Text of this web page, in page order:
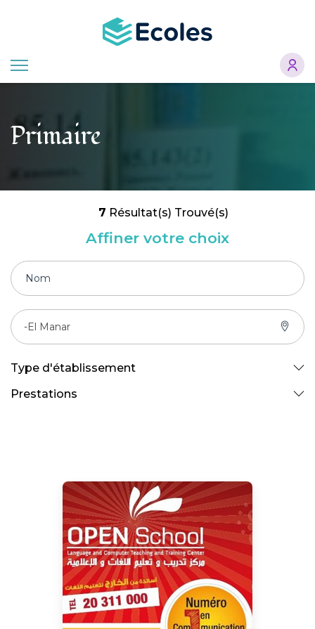
principal
Primaire
7 Résultat(s) Trouvé(s)
Affiner votre choix
-El Manar
Type d'établissement
Prestations